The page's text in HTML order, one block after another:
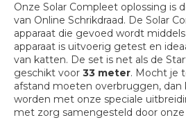
Onze Solar Compleet oplossing is
van Online Schrikdraad. De Solar
apparaat die gevoed wordt
apparaat is uitvoerig getest en
van katten. De set is net als de
geschikt voor 33 meter. Mocht je
afstand moeten overbruggen, dan
worden met onze speciale
met zorg samengesteld door onze